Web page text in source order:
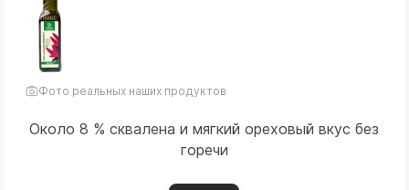
Фото реальных наших продуктов
Около 8 % сквалена и мягкий ореховый вкус без
горечи